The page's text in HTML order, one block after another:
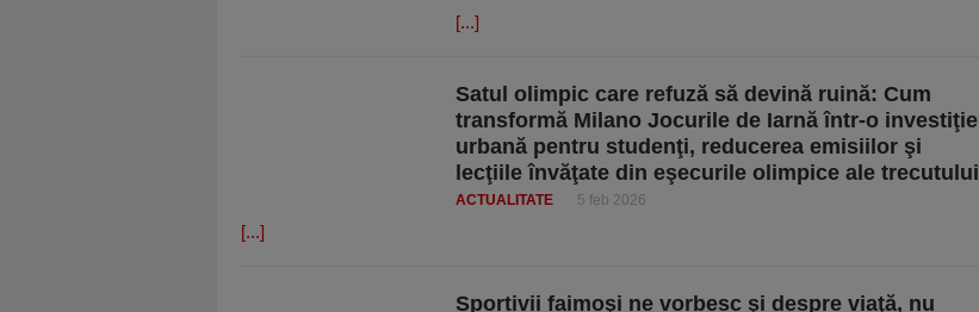
[...]
Satul olimpic care refuză să devină ruină: Cum
transformă Milano Jocurile de Iarnă într-o investiţie
urbană pentru studenţi, reducerea emisiilor şi
lecţiile învăţate din eşecurile olimpice ale trecutului
ACTUALITATE 5 feb 2026
[...]
Sportivii faimoşi ne vorbesc şi despre viaţă, nu